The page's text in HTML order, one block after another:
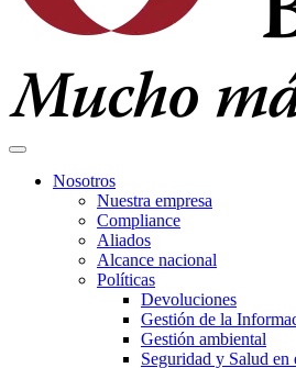
Nosotros
Nuestra empresa
Compliance
Aliados
Alcance nacional
Políticas
Devoluciones
Gestión de la
Gestión ambiental
Seguridad y Salud en